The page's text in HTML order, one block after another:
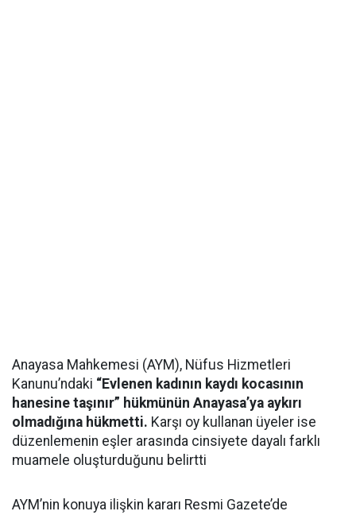
Anayasa Mahkemesi (AYM), Nüfus Hizmetleri
Kanunu’ndaki “Evlenen kadının kaydı kocasının
hanesine taşınır” hükmünün Anayasa’ya aykırı
olmadığına hükmetti. Karşı oy kullanan üyeler ise
düzenlemenin eşler arasında cinsiyete dayalı farklı
muamele oluşturduğunu belirtti
AYM’nin konuya ilişkin kararı Resmi Gazete’de